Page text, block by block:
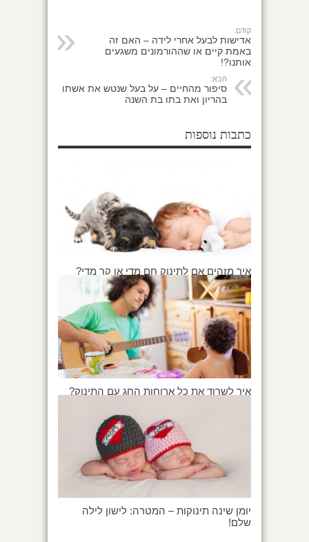
קודם:
אדישות לבעל אחרי לידה – האם זה
באמת קיים או שההורמונים משגעים
אותנו?!
הבא:
סיפור מהחיים – על בעל שנטש את אשתו
בהריון ואת בתו בת השנה
כתבות נוספות
איך מזהים אם לתינוק חם מדי או קר מדי?
איך לשרוד את כל ארוחות החג עם התינוק?
יומן שינה תינוקות – המטרה: לישון לילה
שלם!